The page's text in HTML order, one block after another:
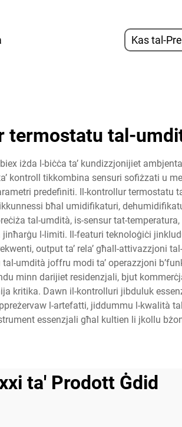
Kas tal-
termostatu tal-
iżda l-biċċa ta’ kundizzjonijiet
kontroll tikkombina sensuri sofiżzati u
predefiniti. Il-kontrollur termostatu
bħal umidifikaturi,
tal-umdità, is-sensur tat-
l-limiti. Il-featuri teknoloġiċi
output ta’ rela’ għall-attivazzjoni
umdità joffru modi ta’ operazzjoni
minn darijiet residenzjali, bjut
kritika. Dawn il-kontrolluri jibduluk
l-artefatti, jiddummu l-kwalità
essenzjali għal kultien li jkollu
ta' Prodott Ġdid